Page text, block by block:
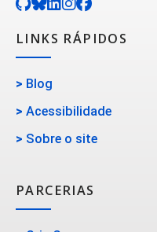
LINKS RÁPIDOS
> Blog
> Acessibilidade
> Sobre o site
PARCERIAS